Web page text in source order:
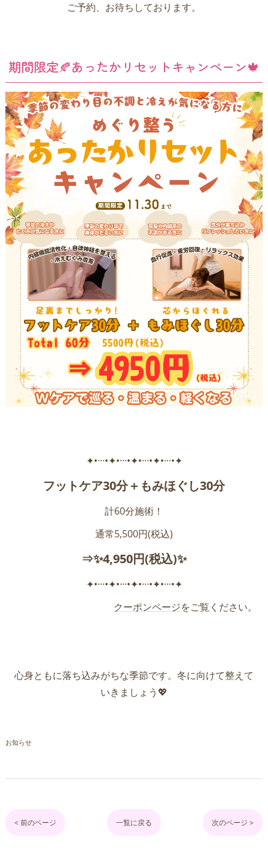
ご予約、お待ちしております。
期間限定🍂あったかリセットキャンペーン🍁
✦•···•✦•···•✦•···•✦•···•✦
フットケア30分＋もみほぐし30分
計60分施術！
通常5,500円(税込)
⇒✨4,950円(税込)✨
✦•···•✦•···•✦•···•✦•···•✦
クーポンページをご覧ください。
心身ともに落ち込みがちな季節です。冬に向けて整えて
いきましょう💖
お知らせ
< 前のページ 一覧に戻る 次のページ >